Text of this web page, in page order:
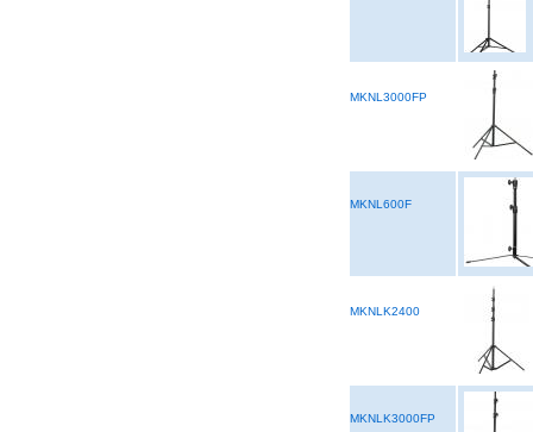
MKNL3000FP
MKNL600F
MKNLK2400
MKNLK3000FP